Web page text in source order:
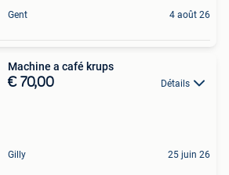
Gent 4 août 26
Machine a café krups
€ 70,00 Détails
Gilly 25 juin 26